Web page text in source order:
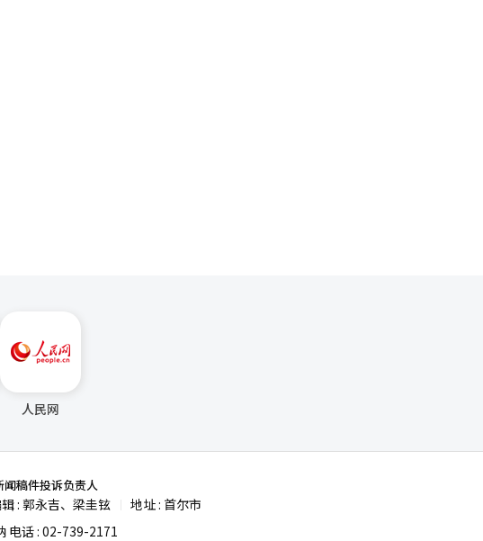
易增加的同时，借贷
借贷余额持续减少，
美国道琼斯工业平均
延续了疲软的趋势。
跌1.48%，台湾加权
人民网
闻稿件投诉负责人
: 郭永吉、梁圭铉
地址 : 首尔市
电话 : 02-739-2171